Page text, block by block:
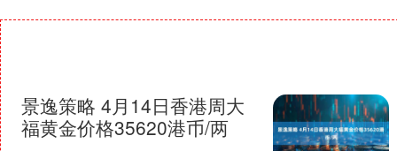
景逸策略 4月14日香港周大
福黄金价格35620港币/两